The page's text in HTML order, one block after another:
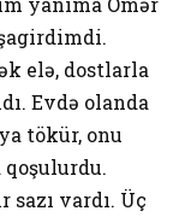
elə, dostlarla
Evdə olanda
tökür, onu
qoşulurdu.
vardı. Üç